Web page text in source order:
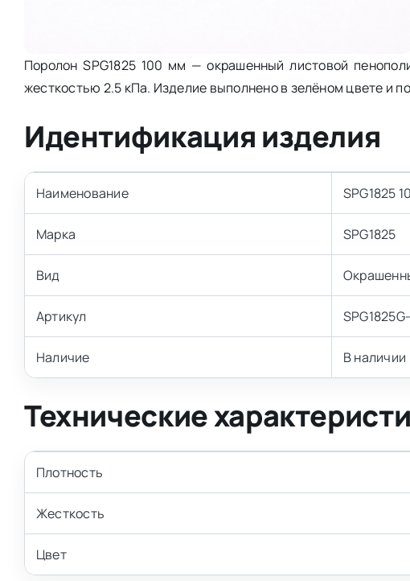
Поролон SPG1825 100 мм — окрашенный листовой
жесткостью 2.5 кПа. Изделие выполнено в зелёном цвете и
Идентификация изделия
Наименование SPG1825
Марка SPG1825
Вид
Артикул
Наличие В наличии
Технические
Плотность
Жесткость
Цвет